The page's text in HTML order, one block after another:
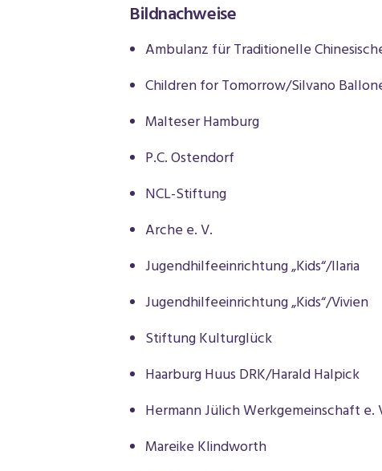
Bildnachweise
Ambulanz für Traditionelle
Children for Tomorrow/Silvano
Malteser Hamburg
P.C. Ostendorf
NCL-Stiftung
Arche e. V.
Jugendhilfeeinrichtung „Kids“/Ilaria
Jugendhilfeeinrichtung „Kids“/Vivien
Stiftung Kulturglück
Haarburg Huus DRK/Harald Halpick
Hermann Jülich Werkgemeinschaft e.
Mareike Klindworth